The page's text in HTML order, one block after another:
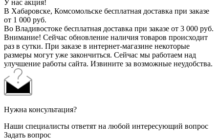
У нас акция!
В Хабаровске, Комсомольске бесплатная доставка при заказе
от 1 000 руб.
Во Владивостоке бесплатная доставка при заказе от 3 000 руб.
Внимание! Сейчас обновление наличия товаров происходит
раз в сутки. При заказе в интернет-магазине некоторые
размеры могут уже закончиться. Сейчас мы работаем над
улучшение работы сайта. Извините за возможные неудобства.
Нужна консультация?
Наши специалисты ответят на любой интересующий вопрос
Задать вопрос